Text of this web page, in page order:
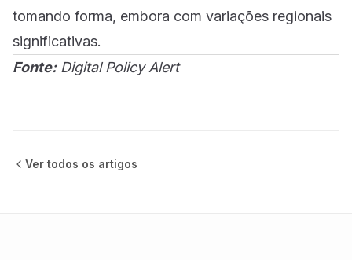
tomando forma, embora com variações regionais
significativas.
Fonte:Digital Policy Alert
Ver todos os artigos